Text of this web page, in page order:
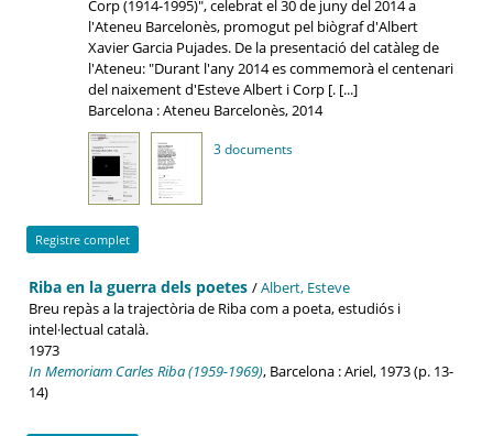
Corp (1914-1995)", celebrat el 30 de juny del 2014 a
l'Ateneu Barcelonès, promogut pel biògraf d'Albert
Xavier Garcia Pujades. De la presentació del catàleg de
l'Ateneu: "Durant l'any 2014 es commemorà el centenari
del naixement d'Esteve Albert i Corp [. [...]
Barcelona : Ateneu Barcelonès, 2014
3 documents
Registre complet
Riba en la guerra dels poetes /Albert, Esteve
Breu repàs a la trajectòria de Riba com a poeta, estudiós i
intel·lectual català.
1973
In Memoriam Carles Riba (1959-1969), Barcelona : Ariel, 1973 (p. 13-
14)